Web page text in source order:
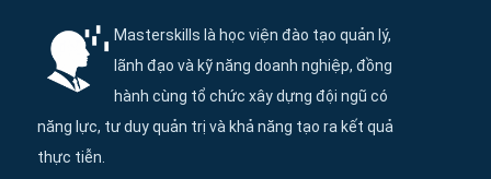
Masterskills là học viện đào tạo quản lý,
lãnh đạo và kỹ năng doanh nghiệp, đồng
hành cùng tổ chức xây dựng đội ngũ có
năng lực, tư duy quản trị và khả năng tạo ra kết quả
thực tiễn.